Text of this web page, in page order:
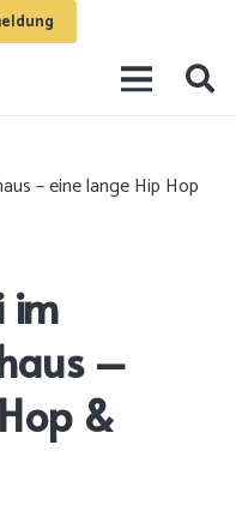
– eine lange Hip Hop
im
–
&